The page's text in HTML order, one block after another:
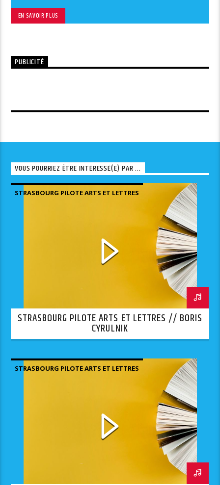
EN SAVOIR PLUS
PUBLICITÉ
VOUS POURRIEZ ÊTRE INTÉRESSÉ(E) PAR ...
STRASBOURG PILOTE ARTS ET LETTRES
STRASBOURG PILOTE ARTS ET LETTRES // BORIS
CYRULNIK
STRASBOURG PILOTE ARTS ET LETTRES